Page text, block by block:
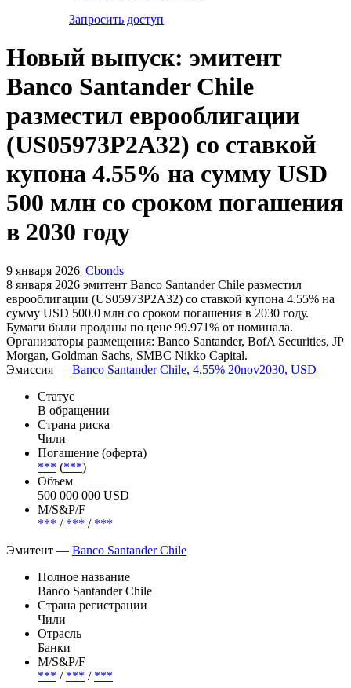
Запросить доступ
Новый выпуск: эмитент
Banco Santander Chile
разместил еврооблигации
(US05973P2A32) со ставкой
купона 4.55% на сумму USD
500 млн со сроком погашения
в 2030 году
9 января 2026 Cbonds
8 января 2026 эмитент Banco Santander Chile разместил
еврооблигации (US05973P2A32) cо ставкой купона 4.55% на
сумму USD 500.0 млн со сроком погашения в 2030 году.
Бумаги были проданы по цене 99.971% от номинала.
Организаторы размещения: Banco Santander, BofA Securities, JP
Morgan, Goldman Sachs, SMBC Nikko Capital.
Эмиссия — Banco Santander Chile, 4.55% 20nov2030, USD
Статус
В обращении
Страна риска
Чили
Погашение (оферта)
*** (***)
Объем
500 000 000 USD
М/S&P/F
*** / *** / ***
Эмитент — Banco Santander Chile
Полное название
Banco Santander Chile
Страна регистрации
Чили
Отрасль
Банки
М/S&P/F
*** / *** / ***